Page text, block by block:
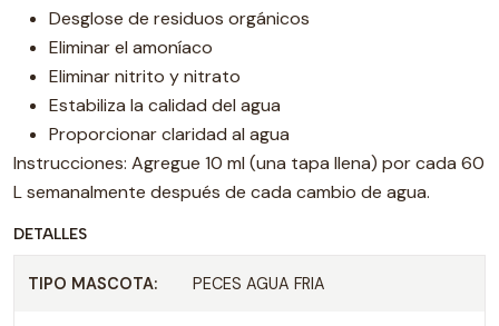
Desglose de residuos orgánicos
Eliminar el amoníaco
Eliminar nitrito y nitrato
Estabiliza la calidad del agua
Proporcionar claridad al agua
Instrucciones: Agregue 10 ml (una tapa llena) por cada 60
L semanalmente después de cada cambio de agua.
DETALLES
TIPO MASCOTA: PECES AGUA FRIA